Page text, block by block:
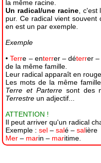
la même racine.
Un radical/une racine, c'est
pur. Ce radical vient
en est un par exemple.
Exemple
•Terre – enterrer – déterrer
de la même famille.
Leur radical apparaît en rouge.
Les mots de la même
Terre et Parterresont des
Terrestre un adjectif...
ATTENTION !
Il peut arriver qu'un radical
Exemple :sel –salé –salière
Mer – marin – maritime.